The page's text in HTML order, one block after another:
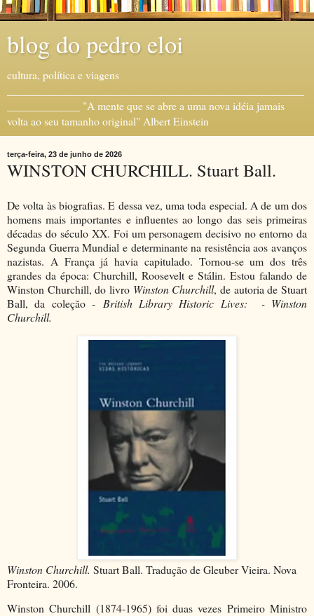
blog do pedro eloi
cultura, política e viagens
_____________ "A mente que se abre a uma nova idéia jamais
volta ao seu tamanho original" Albert Einstein
terça-feira, 23 de junho de 2026
WINSTON CHURCHILL. Stuart Ball.
De volta às biografias. E dessa vez, uma toda especial. A de um dos
homens mais importantes e influentes ao longo das seis primeiras
décadas do século XX. Foi um personagem decisivo no entorno da
Segunda Guerra Mundial e determinante na resistência aos avanços
nazistas. A França já havia capitulado. Tornou-se um dos três
grandes da época: Churchill, Roosevelt e Stálin. Estou falando de
Winston Churchill, do livro Winston Churchill, de autoria de Stuart
Ball, da coleção - British Library Historic Lives: - Winston
Churchill.
Winston Churchill. Stuart Ball. Tradução de Gleuber Vieira. Nova
Fronteira. 2006.
Winston Churchill (1874-1965) foi duas vezes Primeiro Ministro